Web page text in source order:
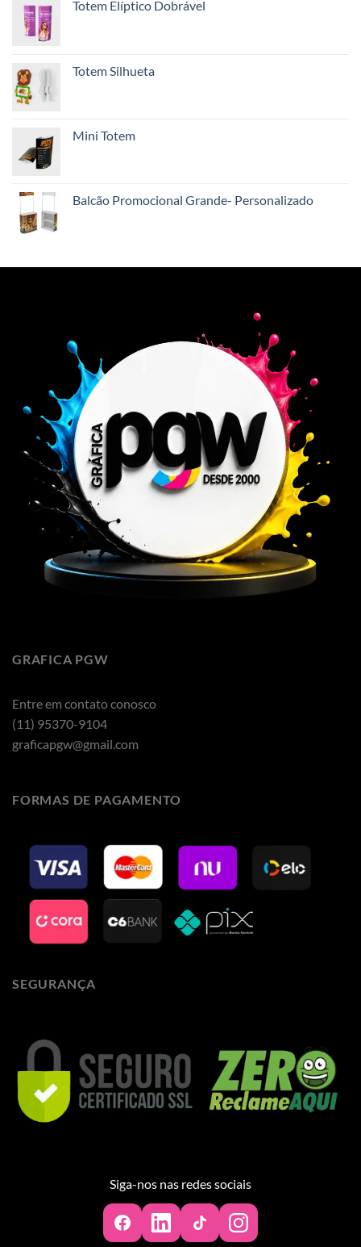
Totem Elíptico Dobrável
Totem Silhueta
Mini Totem
Balcão Promocional Grande- Personalizado
GRAFICA PGW
Entre em contato conosco
(11) 95370-9104
graficapgw@gmail.com
FORMAS DE PAGAMENTO
SEGURANÇA
Siga-nos nas redes sociais